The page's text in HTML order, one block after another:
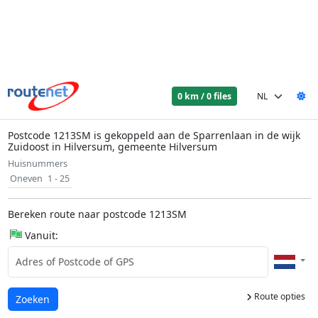
0 km / 0 files
Postcode 1213SM is gekoppeld aan de Sparrenlaan in de wijk
Zuidoost in Hilversum, gemeente Hilversum
Huisnummers
Oneven 1 - 25
Bereken route naar postcode 1213SM
Vanuit:
Route opties
Laden...
Zoeken